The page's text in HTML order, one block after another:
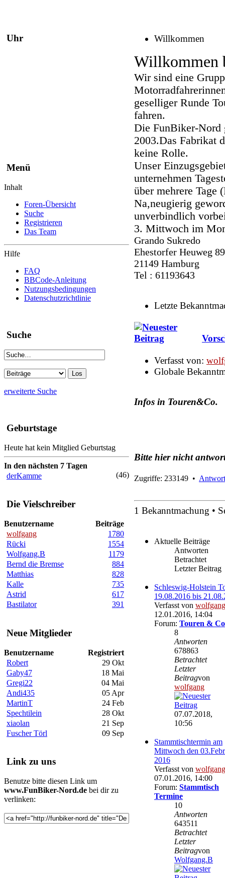
Uhr
Menü
Inhalt
Foren-Übersicht
Suche
Registrieren
Das Team
Hilfe
FAQ
BBCode-Anleitung
Nutzungsbedingungen
Datenschutzrichtlinie
Suche
erweiterte Suche
Geburtstage
Heute hat kein Mitglied Geburtstag
In den nächsten 7 Tagen
derKamme
(46)
Die Vielschreiber
Benutzername
Beiträge
wolfgang
1780
Rücki
1554
Wolfgang.B
1179
Bernd die Bremse
884
Matthias
828
Kalle
735
Astrid
617
Bastilator
391
Neue Mitglieder
Benutzername
Registriert
Robert
29 Okt
Gaby47
18 Mai
Gregi22
04 Mai
Andi435
05 Apr
MartinT
24 Feb
Spechtilein
28 Okt
xiaolan
21 Sep
Fuscher Törl
09 Sep
Link zu uns
Benutze bitte diesen Link um
www.FunBiker-Nord.de bei dir zu
verlinken:
Willkommen
Willkommen
Wir sind eine
geselliger Runde
fahren.
Die FunBiker-Nord
2003.Das Fabrikat
keine Rolle.
Unser
unternehmen
über mehrere Tage
Na,neugierig
unverbindlich
3. Mittwoch im
Grando Sukredo
Ehestorfer Heuweg 89
21149 Hamburg
Tel : 61193643
Letzte
Verfasst von:
Globale
Infos in Touren&Co.
Bitte hier nicht
Zugriffe: 233149 •
1 Bekanntmachung •
Aktuelle Beiträge
Antworten
Betrachtet
Letzter Beitrag
Schleswig-Holstein
19.08.2016 bis
Verfasst von wolfgang
12.01.2016, 14:04
Forum: Touren & Co
8
Antworten
678863
Betrachtet
Letzter
Beitragvon
wolfgang
07.07.2018,
10:56
Stammtischtermin am
Mittwoch den
2016
Verfasst von wolfgang
07.01.2016, 14:00
Forum: Stammtisch
Termine
10
Antworten
643511
Betrachtet
Letzter
Beitragvon
Wolfgang.B